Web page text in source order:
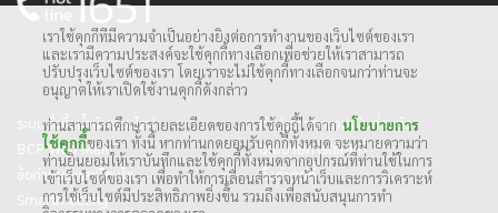
ระบบสั่งซื้อน้ำมันออนไลน์
BCP Web Mail
ข้อกำหนดและเงื่อนไข
Smartmeeting
คำประกาศความเป็นส่วนตัว
นโยบายการใช้คุกกี้
ตั้งค่าคุกกี้
เราใช้คุกกี้ที่มีความจำเป็นอย่างยิ่งต่อการทำงานของเว็บไซต์ของเรา
และเรามีความประสงค์จะใช้คุกกี้ทางเลือกเพื่อช่วยให้เราสามารถ
ปรับปรุงเว็บไซต์ของเรา โดยเราจะไม่ใช้คุกกี้ทางเลือกจนกว่าท่านจะ
อนุญาตให้เราเปิดใช้งานคุกกี้ดังกล่าว
ท่านสามารถศึกษารายละเอียดของการใช้คุกกี้ได้จาก นโยบายการ
ใช้คุกกี้ของเรา ทั้งนี้ หากท่านกดยอมรับคุกกี้ทั้งหมด จะหมายความว่า
ท่านยินยอมให้เราบันทึกและใช้คุกกี้ทั้งหมดจากอุปกรณ์ที่ท่านใช้ในการ
เข้าเว็บไซต์ของเรา เพื่อทำให้การเลื่อนสำรวจหน้าเว็บและการวิเคราะห์
การใช้เว็บไซต์มีประสิทธิภาพยิ่งขึ้น รวมถึงเพื่อสนับสนุนการทำ